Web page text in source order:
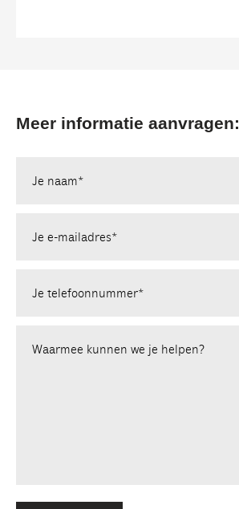
Meer informatie aanvragen:
Je naam*
Je e-mailadres*
Je telefoonnummer*
Waarmee kunnen we je helpen?